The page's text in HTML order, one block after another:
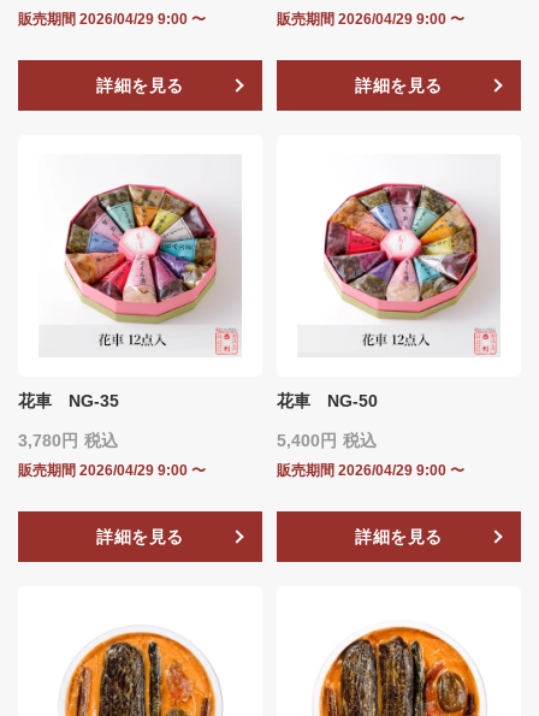
販売期間 2026/04/29 9:00 〜
詳細を見る
販売期間 2026/04/29 9:00 〜
詳細を見る
花車 NG-35
3,780 税込
販売期間 2026/04/29 9:00 〜
詳細を見る
花車 NG-50
5,400 税込
販売期間 2026/04/29 9:00 〜
詳細を見る